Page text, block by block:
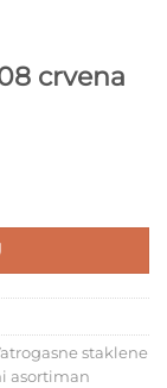
crvena
staklene
asortiman